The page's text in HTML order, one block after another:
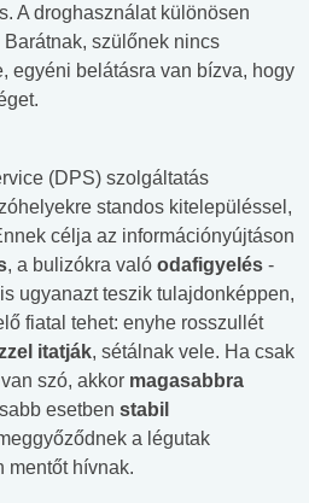
A droghasználat különösen
szülőnek nincs
egyéni belátásra van bízva, hogy
(DPS) szolgáltatás
standos kitelepüléssel,
célja az információnyújtáson
, a bulizókra való odafigyelés -
ugyanazt teszik tulajdonképpen,
fiatal tehet: enyhe rosszullét
itatják, sétálnak vele. Ha csak
szó, akkor magasabbra
esetben stabil
a légutak
mentőt hívnak.